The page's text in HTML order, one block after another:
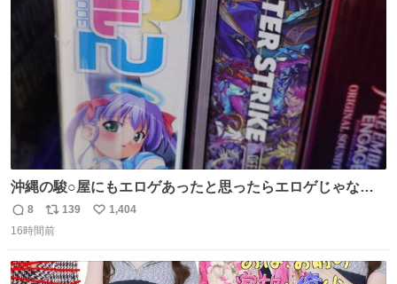
数
沖縄の駿○屋にもエロゲあったと思ったらエロゲじゃなか
った
返
信
8
リ
ポ
ト
139
い
数
1,404
16時間前